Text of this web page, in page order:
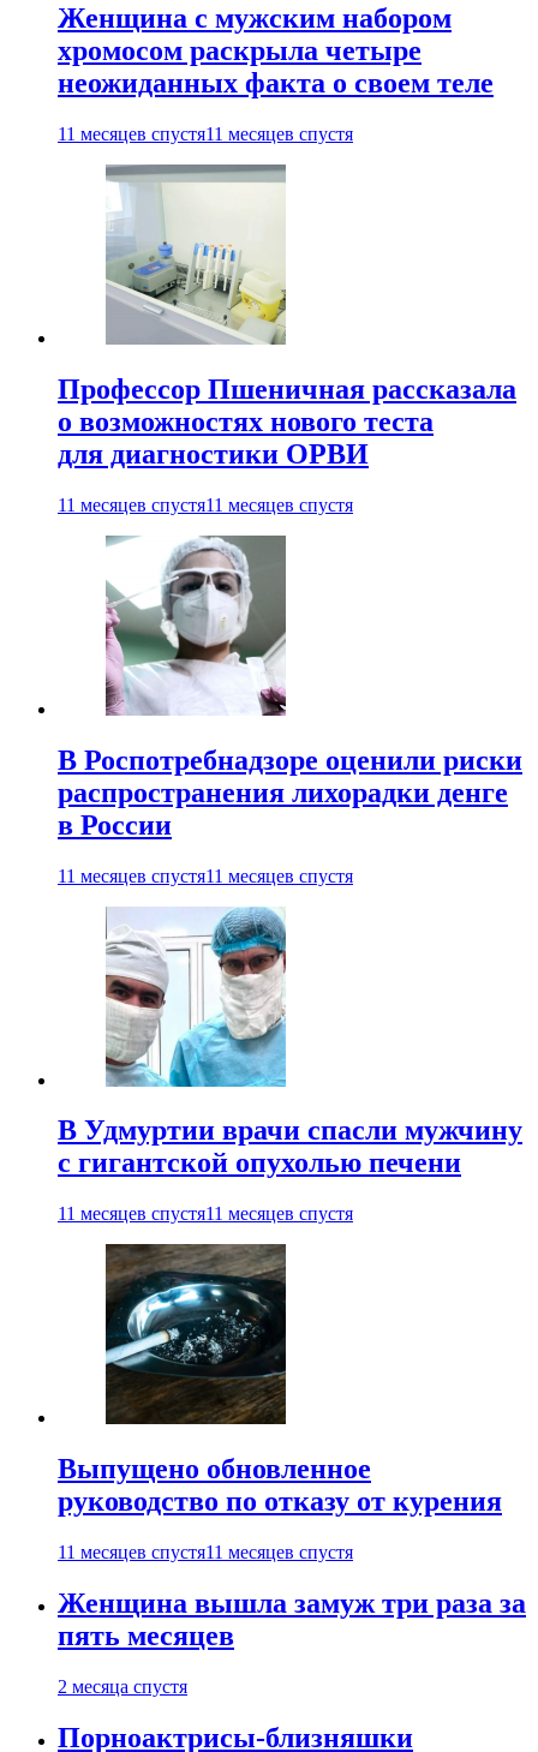
Женщина с мужским набором
хромосом раскрыла четыре
неожиданных факта о своем теле
11 месяцев спустя11 месяцев спустя
Профессор Пшеничная рассказала
о возможностях нового теста
для диагностики ОРВИ
11 месяцев спустя11 месяцев спустя
В Роспотребнадзоре оценили риски
распространения лихорадки денге
в России
11 месяцев спустя11 месяцев спустя
В Удмуртии врачи спасли мужчину
с гигантской опухолью печени
11 месяцев спустя11 месяцев спустя
Выпущено обновленное
руководство по отказу от курения
11 месяцев спустя11 месяцев спустя
Женщина вышла замуж три раза за
пять месяцев
2 месяца спустя
Порноактрисы-близняшки